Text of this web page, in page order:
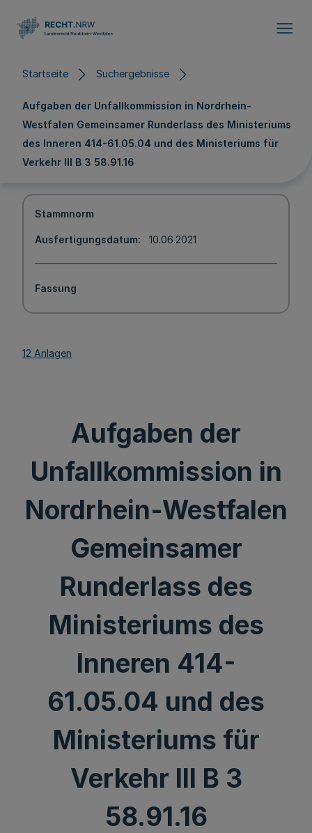
Startseite Suchergebnisse
Aufgaben der Unfallkommission in Nordrhein-
Westfalen Gemeinsamer Runderlass des Ministeriums
des Inneren 414-61.05.04 und des Ministeriums für
Verkehr III B 3 58.91.16
Stammnorm
Ausfertigungsdatum 10.06.2021
Fassung
12 Anlagen
Aufgaben der
Unfallkommission in
Nordrhein-Westfalen
Gemeinsamer
Runderlass des
Ministeriums des
Inneren 414-
61.05.04 und des
Ministeriums für
Verkehr III B 3
58.91.16